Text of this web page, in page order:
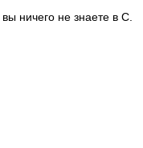
ничего не знаете в C.